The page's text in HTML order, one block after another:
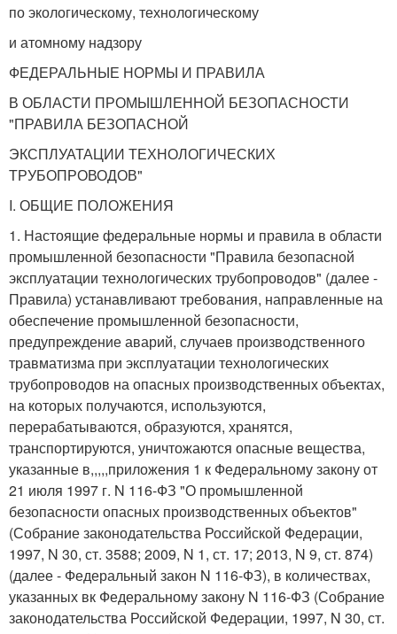
по экологическому, технологическому
и атомному надзору
ФЕДЕРАЛЬНЫЕ НОРМЫ И ПРАВИЛА
В ОБЛАСТИ ПРОМЫШЛЕННОЙ БЕЗОПАСНОСТИ
"ПРАВИЛА БЕЗОПАСНОЙ
ЭКСПЛУАТАЦИИ ТЕХНОЛОГИЧЕСКИХ
ТРУБОПРОВОДОВ"
I. ОБЩИЕ ПОЛОЖЕНИЯ
1. Настоящие федеральные нормы и правила в области
промышленной безопасности "Правила безопасной
эксплуатации технологических трубопроводов" (далее -
Правила) устанавливают требования, направленные на
обеспечение промышленной безопасности,
предупреждение аварий, случаев производственного
травматизма при эксплуатации технологических
трубопроводов на опасных производственных объектах,
на которых получаются, используются,
перерабатываются, образуются, хранятся,
транспортируются, уничтожаются опасные вещества,
указанные в,,,,,приложения 1 к Федеральному закону от
21 июля 1997 г. N 116-ФЗ "О промышленной
безопасности опасных производственных объектов"
(Собрание законодательства Российской Федерации,
1997, N 30, ст. 3588; 2009, N 1, ст. 17; 2013, N 9, ст. 874)
(далее - Федеральный закон N 116-ФЗ), в количествах,
указанных вк Федеральному закону N 116-ФЗ (Собрание
законодательства Российской Федерации, 1997, N 30, ст.